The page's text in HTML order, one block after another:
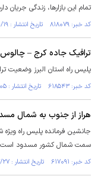
تمام این بازارها، زندگی جریان
کد خبر: ۸۱۸۰۷۹ تاریخ انتشار : ۱۴۰۱/۱۰/۱۹
ترافیک جاده کرج –
پلیس راه استان البرز وضعیت
کد خبر: ۶۱۸۵۴۳ تاریخ انتشار : ۱۳۹۸/۰۸/۰۵
هراز از جنوب به شمال
جانشین فرمانده پلیس راه
سمت شمال کشور مسدود است و این انسداد تا
کد خبر: ۶۱۷۰۹۱ تاریخ انتشار : ۱۳۹۸/۰۷/۲۷